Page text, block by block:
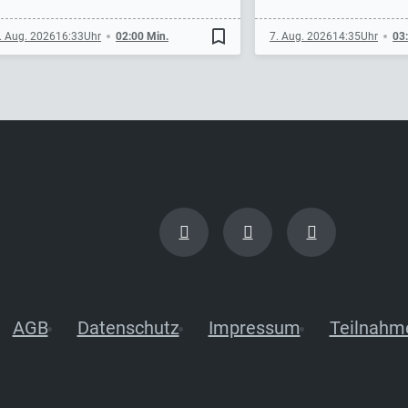
Aug. 202616:33 02:00 Min. bookmark_border 7. Aug. 202614:35
AGB Datenschutz Impressum